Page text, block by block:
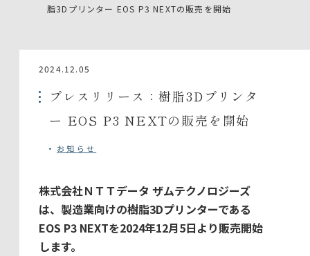
脂3Dプリンター EOS P3 NEXTの販売を開始
2024.12.05
プレスリリース：樹脂3Dプリンタ
ー EOS P3 NEXTの販売を開始
お知らせ
株式会社ＮＴＴデータ ザムテクノロジーズ
は、製造業向けの樹脂3Dプリンターである
EOS P3 NEXTを2024年12月5日より販売開始
します。